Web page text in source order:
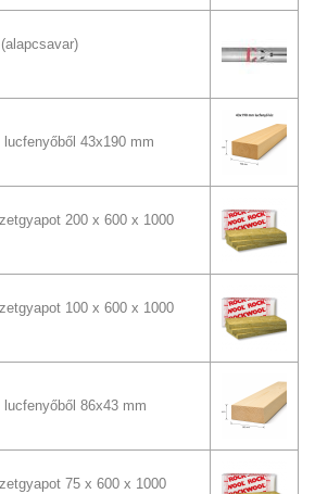
43x190 mm
200 x 600 x 1000
100 x 600 x 1000
86x43 mm
75 x 600 x 1000